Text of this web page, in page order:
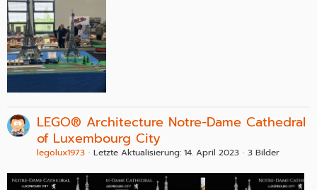
LEGO® Architecture Notre-Dame Cathedral
of Luxembourg City
legolux1973 Letzte Aktualisierung: 14. April 2023 3 Bilder